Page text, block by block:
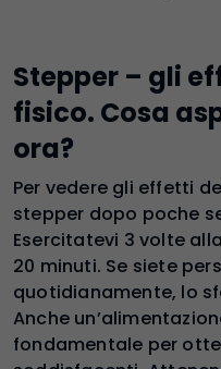
Stepper – gli
fisico. Cosa
ora?
Per vedere gli effetti
stepper dopo poche
Esercitatevi 3 volte
20 minuti. Se siete
quotidianamente, lo
Anche
fondamentale per